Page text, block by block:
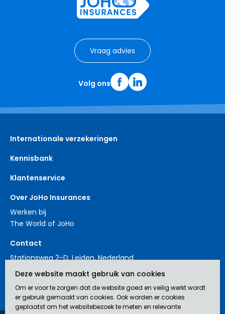
Vraag advies
Volg ons
Internationale verzekeringen
Kennisbank
Klantenservice
Over JoHo Insurances
Werken bij
The World of JoHo
Contact
Stationsweg 2-D, Leiden, Nederland
+31 88 3214561
contact@johoinsurances.org
Deze website maakt gebruik van cookies
Om er voor te zorgen dat de website goed en veilig werkt wordt
er gebruik gemaakt van cookies. Ook worden er cookies
geplaatst om het websitebezoek te meten en relevante